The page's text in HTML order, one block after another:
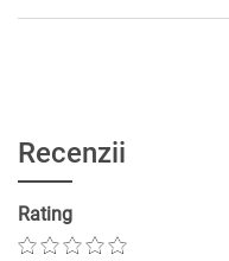
Recenzii
Rating